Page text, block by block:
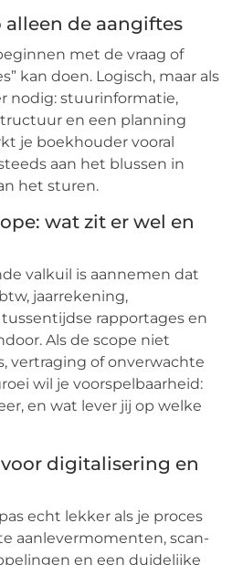
alleen de aangiftes
met de vraag of
kan doen. Logisch, maar als
nodig: stuurinformatie,
en een planning
je boekhouder vooral
aan het blussen in
het sturen.
wat zit er wel en
valkuil is aannemen dat
jaarrekening,
rapportages en
Als de scope niet
vertraging of onverwachte
wil je voorspelbaarheid:
en wat lever jij op welke
digitalisering en
echt lekker als je proces
aanlevermomenten, scan-
en een duidelijke